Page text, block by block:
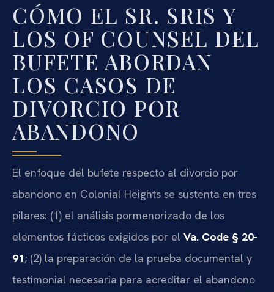
CÓMO EL SR. SRIS Y
LOS OF COUNSEL DEL
BUFETE ABORDAN
LOS CASOS DE
DIVORCIO POR
ABANDONO
El enfoque del bufete respecto al divorcio por
abandono en Colonial Heights se sustenta en tres
pilares: (1) el análisis pormenorizado de los
elementos fácticos exigidos por el Va. Code § 20-
91; (2) la preparación de la prueba documental y
testimonial necesaria para acreditar el abandono